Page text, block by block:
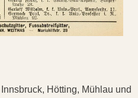
Hötting, Mühlau und